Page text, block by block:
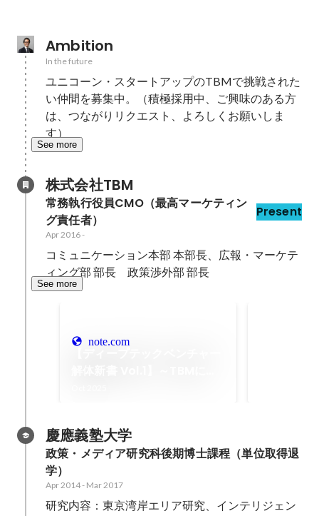
Ambition
In the future
ユニコーン・スタートアップのTBMで挑戦された
い仲間を募集中。（積極採用中、ご興味のある方
は、つながりリクエスト、よろしくお願いしま
す）
See more
株式会社TBM
常務執行役員CMO（最高マーケティン
グ責任者）
Present
Apr 2016-
コミュニケーション本部 本部長、広報・マーケテ
ィング部 部長　政策渉外部 部長
See more
note.com
創生につな
３Ｒ・資源
慶應義塾大学
政策・メディア研究科後期博士課程（単位取得退
学）
Apr 2014- Mar 2017
研究内容：東京湾岸エリア研究、インテリジェン